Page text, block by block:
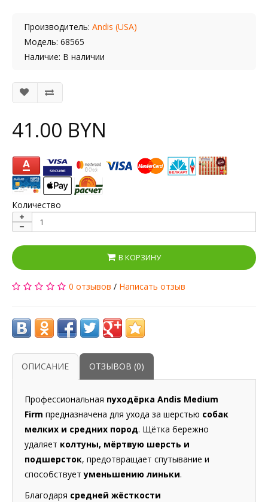
Производитель: Andis (USA)
Модель: 68565
Наличие: В наличии
41.00 BYN
Количество
В КОРЗИНУ
0 отзывов / Написать отзыв
ОПИСАНИЕ ОТЗЫВОВ (0)
Профессиональная пуходёрка Andis Medium
Firm предназначена для ухода за шерстью собак
мелких и средних пород. Щётка бережно
удаляет колтуны, мёртвую шерсть и
подшерсток, предотвращает спутывание и
способствуетуменьшению линьки.
Благодаря средней жёсткости